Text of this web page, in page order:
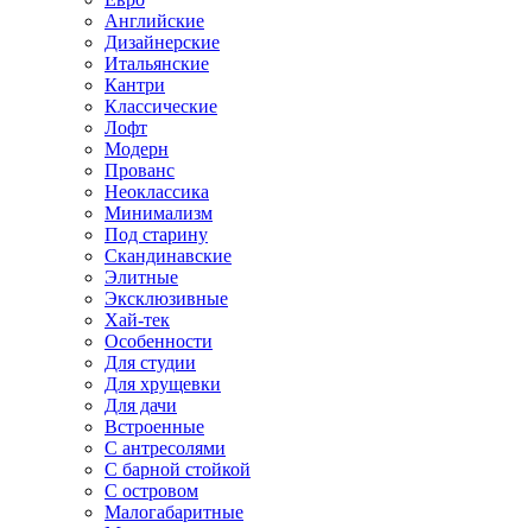
Английские
Дизайнерские
Итальянские
Кантри
Классические
Лофт
Модерн
Прованс
Неоклассика
Минимализм
Под старину
Скандинавские
Элитные
Эксклюзивные
Хай-тек
Особенности
Для студии
Для хрущевки
Для дачи
Встроенные
С антресолями
С барной стойкой
С островом
Малогабаритные